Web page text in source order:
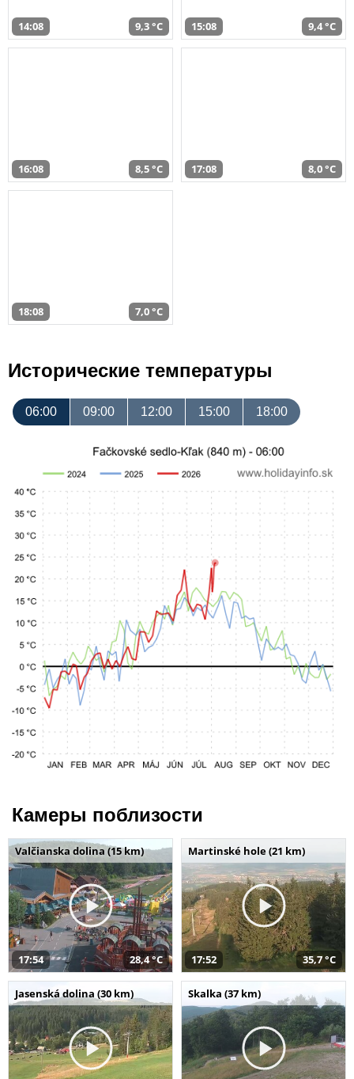
14:08 9,3 °C 15:08 9,4 °C
16:08 8,5 °C 17:08 8,0 °C
18:08 7,0 °C
Исторические температуры
06:00 09:00 12:00 15:00 18:00
Камеры поблизости
Valčianska dolina (15 km)
17:54 28,4 °C
Martinské hole (21 km)
17:52 35,7 °C
Jasenská dolina (30 km) Skalka (37 km)